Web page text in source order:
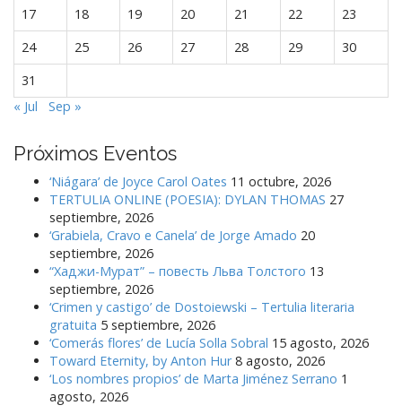
17
18 19 20 21 22
23
24
25 26 27 28 29
30
31
« Jul
Sep »
Próximos Eventos
‘Niágara’ de Joyce Carol Oates 11 octubre, 2026
TERTULIA ONLINE (POESIA): DYLAN THOMAS 27
septiembre, 2026
‘Grabiela, Cravo e Canela’ de Jorge Amado 20
septiembre, 2026
“Хаджи-Мурат” – повесть Льва Толстого 13
septiembre, 2026
‘Crimen y castigo’ de Dostoiewski – Tertulia literaria
gratuita 5 septiembre, 2026
‘Comerás flores’ de Lucía Solla Sobral 15 agosto, 2026
Toward Eternity, by Anton Hur 8 agosto, 2026
‘Los nombres propios’ de Marta Jiménez Serrano 1
agosto, 2026